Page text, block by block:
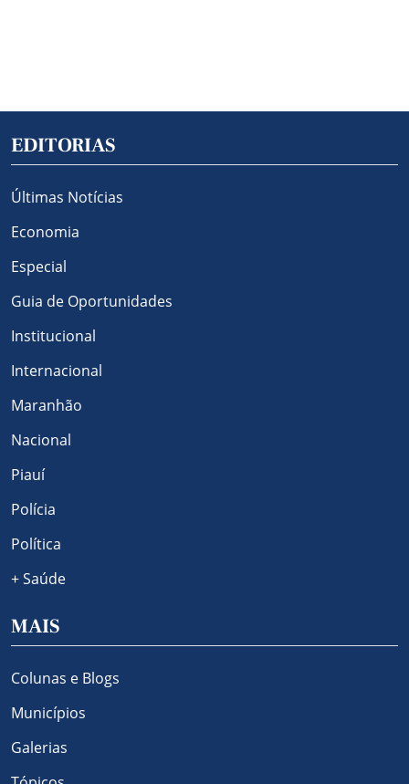
EDITORIAS
Últimas Notícias
Economia
Especial
Guia de Oportunidades
Institucional
Internacional
Maranhão
Nacional
Piauí
Polícia
Política
+ Saúde
MAIS
Colunas e Blogs
Municípios
Galerias